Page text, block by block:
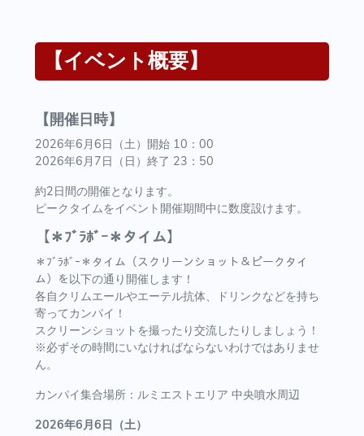
【イベント概要】
【開催日時】
2026年6月6日（土）開始 10：00
2026年6月7日（日）終了 23：50
約2日間の開催となります。
ピークタイムをイベント開催期間中に数度設けます。
【＊ﾌﾞﾗﾎﾞｰ＊タイム】
＊ﾌﾞﾗﾎﾞｰ＊タイム（スクリーンショット＆ピークタイ
ム）を以下の通り開催します！
各自クリムエールやエーテル抗体、ドリンクなどを持ち
寄ってカンパイ！
スクリーンショットを撮ったり交流したりしましょう！
※必ずその時間にいなければならないわけではありませ
ん。
カンパイ集合場所：ルミエストエリア 中央噴水周辺
2026年6月6日（土）